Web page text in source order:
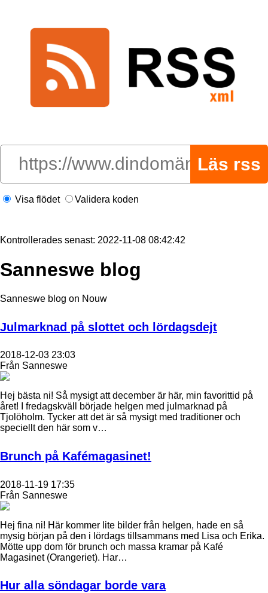
Visa flödet Validera koden
Kontrollerades senast: 2022-11-08 08:42:42
Sanneswe blog
Sanneswe blog on Nouw
Julmarknad på slottet och lördagsdejt
2018-12-03 23:03
Från Sanneswe
Hej bästa ni! Så mysigt att december är här, min favorittid på
året! I fredagskväll började helgen med julmarknad på
Tjolöholm. Tycker att det är så mysigt med traditioner och
speciellt den här som v…
Brunch på Kafémagasinet!
2018-11-19 17:35
Från Sanneswe
Hej fina ni! Här kommer lite bilder från helgen, hade en så
mysig början på den i lördags tillsammans med Lisa och Erika.
Mötte upp dom för brunch och massa kramar på Kafé
Magasinet (Orangeriet). Har…
Hur alla söndagar borde vara